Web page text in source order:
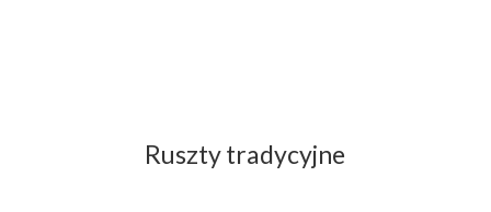
Ruszty tradycyjne